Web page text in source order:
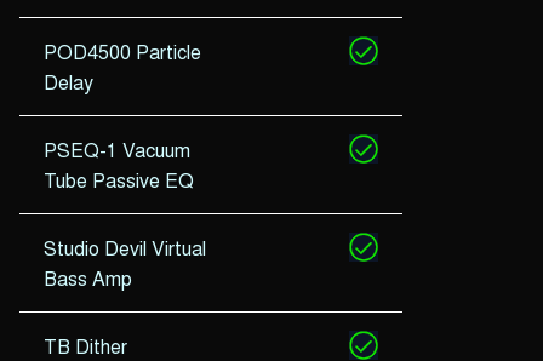
POD4500 Particle
Delay
PSEQ-1 Vacuum
Tube Passive EQ
Studio Devil Virtual
Bass Amp
TB Dither